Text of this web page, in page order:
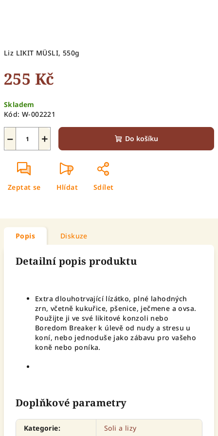
Liz LIKIT MÜSLI, 550g
255 Kč
cena:
Skladem
Kód: W-002221
+
− Do košíku
Zeptat se Hlídat Sdílet
Popis Diskuze
Detailní popis produktu
Extra dlouhotrvající lízátko, plné lahodných
zrn, včetně kukuřice, pšenice, ječmene a ovsa.
Použijte ji ve své likitové konzoli nebo
Boredom Breaker k úlevě od nudy a stresu u
koní, nebo jednoduše jako zábavu pro vašeho
koně nebo poníka.
Doplňkové parametry
Kategorie:
Soli a lizy